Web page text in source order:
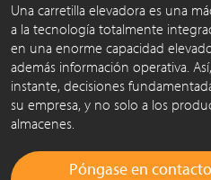
Una carretilla elevadora es una
a la tecnología totalmente
en una enorme capacidad
además información operativa.
instante, decisiones
su empresa, y no solo a los
almacenes.
Póngase en